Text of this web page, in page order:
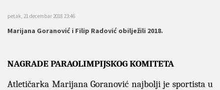
petak, 21 decembar 2018 23:46
Marijana Goranović i Filip Radović obilježili 2018.
NAGRADE PARAOLIMPIJSKOG KOMITETA
Atletičarka Marijana Goranović najbolji je sportista u